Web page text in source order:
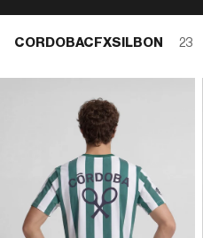
CORDOBACFXSILBON 23